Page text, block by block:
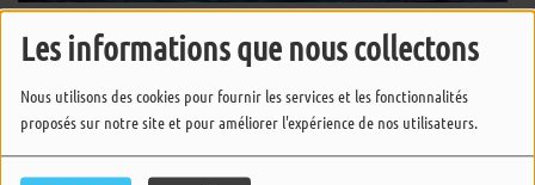
Les informations que nous collectons
Nous utilisons des cookies pour fournir les services et les fonctionnalités
proposés sur notre site et pour améliorer l'expérience de nos utilisateurs.
Furie de Temps
Furie de Temps